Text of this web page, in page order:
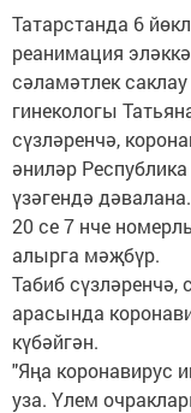
Татарстанда 6
реанимация
сәламәтлек
гинекологы
сүзләренчә,
әниләр
үзәгендә
20 се 7 нче
алырга мәҗбүр.
Табиб сүзләренчә,
арасында
күбәйгән.
"Яңа коронавирус
уза. Үлем